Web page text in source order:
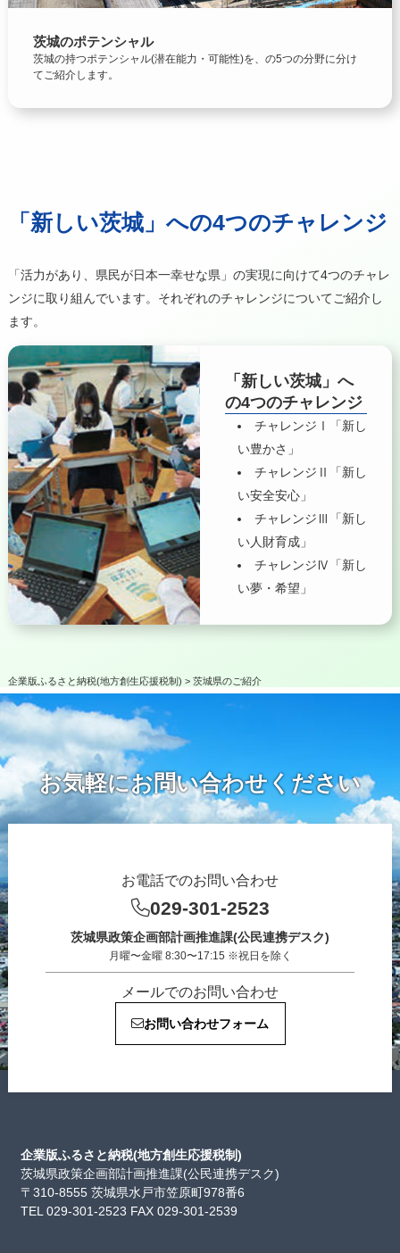
茨城のポテンシャル
茨城の持つポテンシャル(潜在能力・可能性)を、の5つの分野に分け
てご紹介します。
「新しい茨城」への4つのチャレンジ
「活力があり、県民が日本一幸せな県」の実現に向けて4つのチャレ
ンジに取り組んでいます。それぞれのチャレンジについてご紹介し
ます。
「新しい茨城」へ
の4つのチャレンジ
チャレンジⅠ「新し
い豊かさ」
チャレンジⅡ「新し
い安全安心」
チャレンジⅢ「新し
い人財育成」
チャレンジⅣ「新し
い夢・希望」
企業版ふるさと納税(地方創生応援税制) > 茨城県のご紹介
お気軽にお問い合わせください
お電話でのお問い合わせ
029-301-2523
茨城県政策企画部計画推進課(公民連携デスク)
月曜〜金曜 8:30〜17:15 ※祝日を除く
メールでのお問い合わせ
お問い合わせフォーム
企業版ふるさと納税(地方創生応援税制)
茨城県政策企画部計画推進課(公民連携デスク)
〒310-8555 茨城県水戸市笠原町978番6
TEL 029-301-2523 FAX 029-301-2539